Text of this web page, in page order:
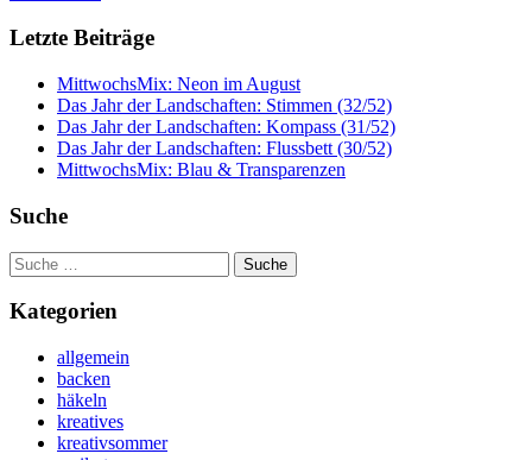
Letzte Beiträge
MittwochsMix: Neon im August
Das Jahr der Landschaften: Stimmen (32/52)
Das Jahr der Landschaften: Kompass (31/52)
Das Jahr der Landschaften: Flussbett (30/52)
MittwochsMix: Blau & Transparenzen
Suche
Suche
nach:
Kategorien
allgemein
backen
häkeln
kreatives
kreativsommer